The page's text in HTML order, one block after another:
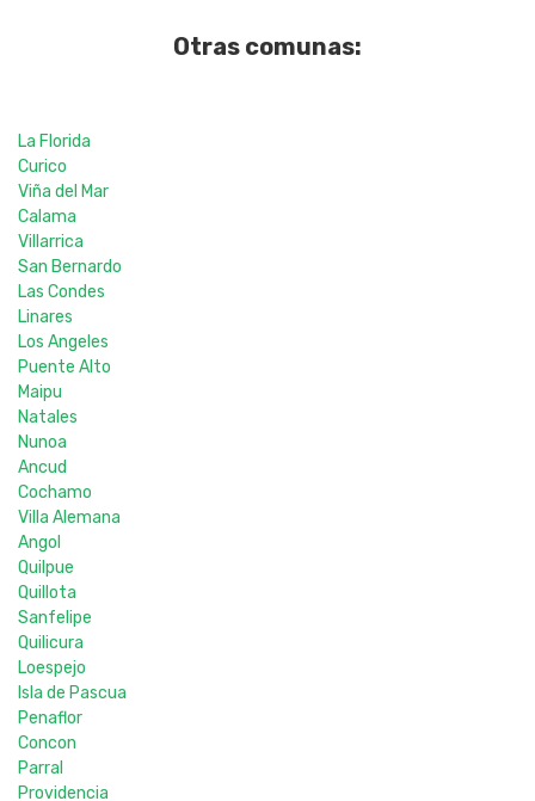
Otras comunas:
La Florida
Curico
Viña del Mar
Calama
Villarrica
San Bernardo
Las Condes
Linares
Los Angeles
Puente Alto
Maipu
Natales
Nunoa
Ancud
Cochamo
Villa Alemana
Angol
Quilpue
Quillota
Sanfelipe
Quilicura
Loespejo
Isla de Pascua
Penaflor
Concon
Parral
Providencia